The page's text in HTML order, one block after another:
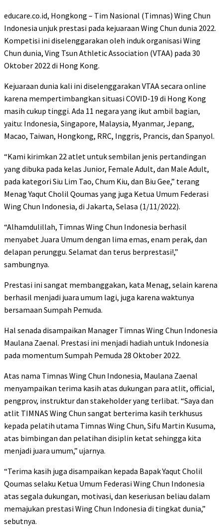
educare.co.id, Hongkong – Tim Nasional (Timnas) Wing Chun
Indonesia unjuk prestasi pada kejuaraan Wing Chun dunia 2022.
Kompetisi ini diselenggarakan oleh induk organisasi Wing
Chun dunia, Ving Tsun Athletic Association (VTAA) pada 30
Oktober 2022 di Hong Kong.
Kejuaraan dunia kali ini diselenggarakan VTAA secara online
karena mempertimbangkan situasi COVID-19 di Hong Kong
masih cukup tinggi. Ada 11 negara yang ikut ambil bagian,
yaitu: Indonesia, Singapore, Malaysia, Myanmar, Jepang,
Macao, Taiwan, Hongkong, RRC, Inggris, Prancis, dan Spanyol.
“Kami kirimkan 22 atlet untuk sembilan jenis pertandingan
yang dibuka pada kelas Junior, Female Adult, dan Male Adult,
pada kategori Siu Lim Tao, Chum Kiu, dan Biu Gee,” terang
Menag Yaqut Cholil Qoumas yang juga Ketua Umum Federasi
Wing Chun Indonesia, di Jakarta, Selasa (1/11/2022).
“Alhamdulillah, Timnas Wing Chun Indonesia berhasil
menyabet Juara Umum dengan lima emas, enam perak, dan
delapan perunggu. Selamat dan terus berprestasi!,”
sambungnya.
Prestasi ini sangat membanggakan, kata Menag, selain karena
berhasil menjadi juara umum lagi, juga karena waktunya
bersamaan Sumpah Pemuda.
Hal senada disampaikan Manager Timnas Wing Chun Indonesia
Maulana Zaenal. Prestasi ini menjadi hadiah untuk Indonesia
pada momentum Sumpah Pemuda 28 Oktober 2022.
Atas nama Timnas Wing Chun Indonesia, Maulana Zaenal
menyampaikan terima kasih atas dukungan para atlit, official,
pengprov, instruktur dan stakeholder yang terlibat. “Saya dan
atlit TIMNAS Wing Chun sangat berterima kasih terkhusus
kepada pelatih utama Timnas Wing Chun, Sifu Martin Kusuma,
atas bimbingan dan pelatihan disiplin ketat sehingga kita
menjadi juara umum,” ujarnya.
“Terima kasih juga disampaikan kepada Bapak Yaqut Cholil
Qoumas selaku Ketua Umum Federasi Wing Chun Indonesia
atas segala dukungan, motivasi, dan keseriusan beliau dalam
memajukan prestasi Wing Chun Indonesia di tingkat dunia,”
sebutnya.